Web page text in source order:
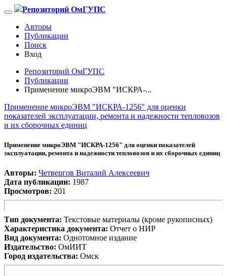
Репозиторий ОмГУПС
Авторы
Публикации
Поиск
Вход
Репозиторий ОмГУПС
Публикации
Применение микроЭВМ "ИСКРА-...
Применение микроЭВМ "ИСКРА-1256" для оценки
показателей эксплуатации, ремонта и надежности тепловозов
и их сборочных единиц
Применение микроЭВМ "ИСКРА-1256" для оценки показателей
эксплуатации, ремонта и надежности тепловозов и их сборочных единиц
Авторы: Четвергов Виталий Алексеевич
Дата публикации: 1987
Просмотров: 201
Тип документа: Текстовые материалы (кроме рукописных)
Характеристика документа: Отчет о НИР
Вид документа: Однотомное издание
Издательство: ОмИИТ
Город издательства: Омск